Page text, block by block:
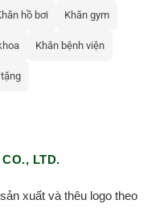
hồ bơi Khăn gym
Khăn bệnh viện
LTD.
xuất và thêu logo theo